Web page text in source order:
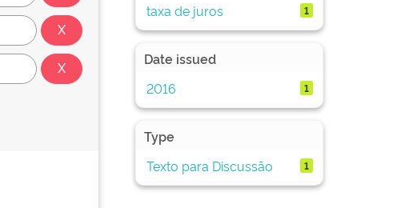
taxa de juros 1
Date issued
2016
1
Type
Texto para Discussão
1